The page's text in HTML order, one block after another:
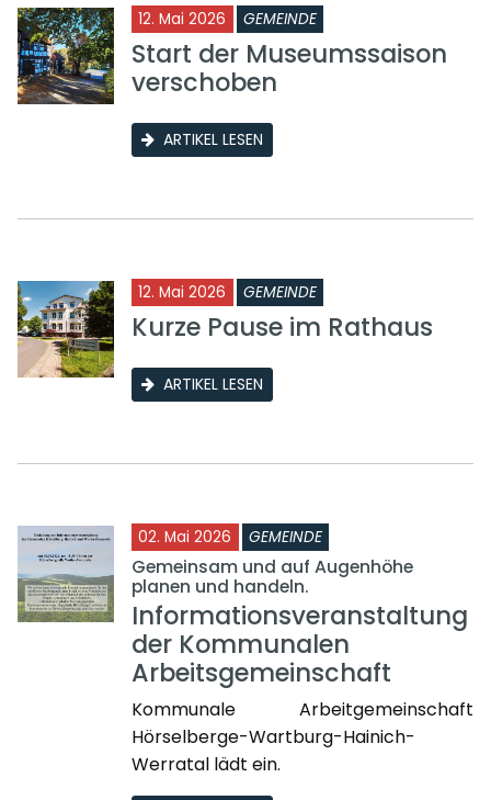
12. Mai 2026 GEMEINDE
Start der Museumssaison
verschoben
ARTIKEL LESEN
12. Mai 2026 GEMEINDE
Kurze Pause im Rathaus
ARTIKEL LESEN
02. Mai 2026 GEMEINDE
Gemeinsam und auf Augenhöhe
planen und handeln.
Informationsveranstaltung
der Kommunalen
Arbeitsgemeinschaft
Kommunale Arbeitgemeinschaft
Hörselberge-Wartburg-Hainich-
Werratal lädt ein.